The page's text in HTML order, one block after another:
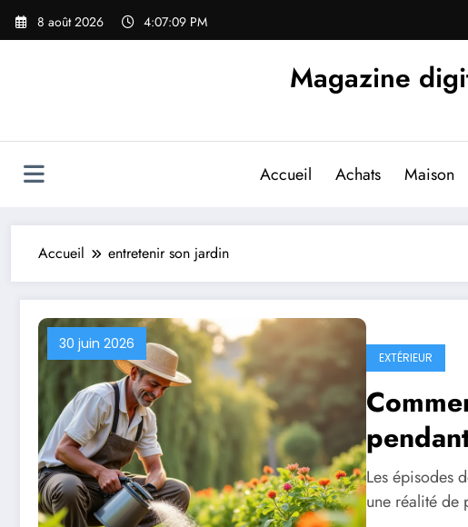
Aller
8 août 2026 4:07:10 PM
Magazine
Accueil Achats Maison
Accueil entretenir son jardin
30 juin 2026
EXTÉRIEUR
Les épisodes
une réalité de